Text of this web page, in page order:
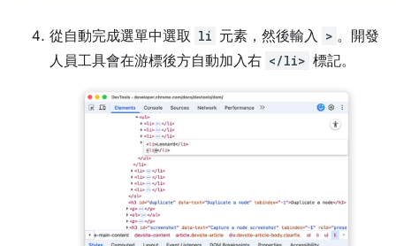
從自動完成選單中選取 li 元素，然後輸入 > 。開發
人員工具會在游標後方自動加入右 </li> 標記。